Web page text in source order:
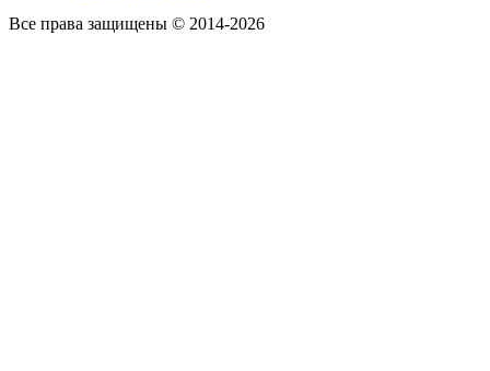
Все права защищены © 2014-2026